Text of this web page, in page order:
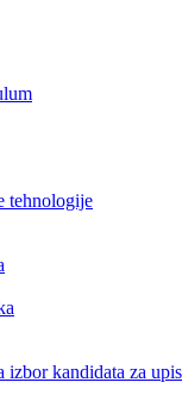
tehnologije
kandidata za